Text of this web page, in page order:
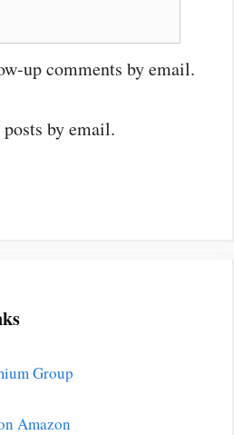
up comments by email.
by email.
Group
Amazon